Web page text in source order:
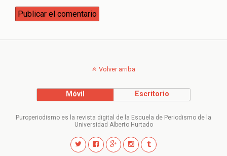
Volver arriba
Móvil Escritorio
Puroperiodismo es la revista digital de la Escuela de Periodismo de la
Universidad Alberto Hurtado